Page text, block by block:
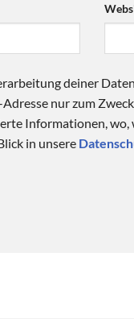
deiner
nur zum
Informationen,
in unsere